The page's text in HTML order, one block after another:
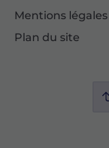
Mentions légales
Plan du site